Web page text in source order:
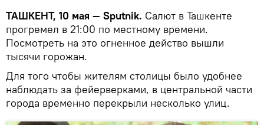
ТАШКЕНТ, 10 мая — Sputnik. Салют в Ташкенте
прогремел в 21:00 по местному времени.
Посмотреть на это огненное действо вышли
тысячи горожан.
Для того чтобы жителям столицы было удобнее
наблюдать за фейерверками, в центральной части
города временно перекрыли несколько улиц.